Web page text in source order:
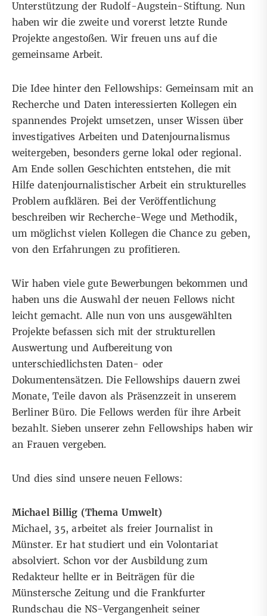
Unterstützung der Rudolf-Augstein-Stiftung. Nun
haben wir die zweite und vorerst letzte Runde
Projekte angestoßen. Wir freuen uns auf die
gemeinsame Arbeit.
Die Idee hinter den Fellowships: Gemeinsam mit an
Recherche und Daten interessierten Kollegen ein
spannendes Projekt umsetzen, unser Wissen über
investigatives Arbeiten und Datenjournalismus
weitergeben, besonders gerne lokal oder regional.
Am Ende sollen Geschichten entstehen, die mit
Hilfe datenjournalistischer Arbeit ein strukturelles
Problem aufklären. Bei der Veröffentlichung
beschreiben wir Recherche-Wege und Methodik,
um möglichst vielen Kollegen die Chance zu geben,
von den Erfahrungen zu profitieren.
Wir haben viele gute Bewerbungen bekommen und
haben uns die Auswahl der neuen Fellows nicht
leicht gemacht. Alle nun von uns ausgewählten
Projekte befassen sich mit der strukturellen
Auswertung und Aufbereitung von
unterschiedlichsten Daten- oder
Dokumentensätzen. Die Fellowships dauern zwei
Monate, Teile davon als Präsenzzeit in unserem
Berliner Büro. Die Fellows werden für ihre Arbeit
bezahlt. Sieben unserer zehn Fellowships haben wir
an Frauen vergeben.
Und dies sind unsere neuen Fellows:
Michael Billig (Thema Umwelt)
Michael, 35, arbeitet als freier Journalist in
Münster. Er hat studiert und ein Volontariat
absolviert. Schon vor der Ausbildung zum
Redakteur hellte er in Beiträgen für die
Münstersche Zeitung und die Frankfurter
Rundschau die NS-Vergangenheit seiner